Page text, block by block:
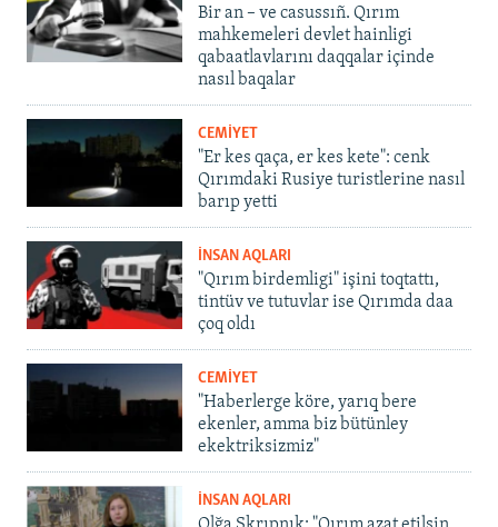
Bir an – ve casussıñ. Qırım
mahkemeleri devlet hainligi
qabaatlavlarını daqqalar içinde
nasıl baqalar
CEMİYET
"Er kes qaça, er kes kete": cenk
Qırımdaki Rusiye turistlerine nasıl
barıp yetti
İNSAN AQLARI
"Qırım birdemligi" işini toqtattı,
tintüv ve tutuvlar ise Qırımda daa
çoq oldı
CEMİYET
"Haberlerge köre, yarıq bere
ekenler, amma biz bütünley
ekektriksizmiz"
İNSAN AQLARI